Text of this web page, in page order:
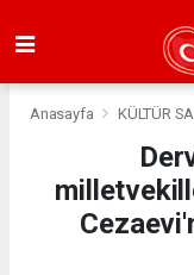
Anasayfa KÜLTÜR